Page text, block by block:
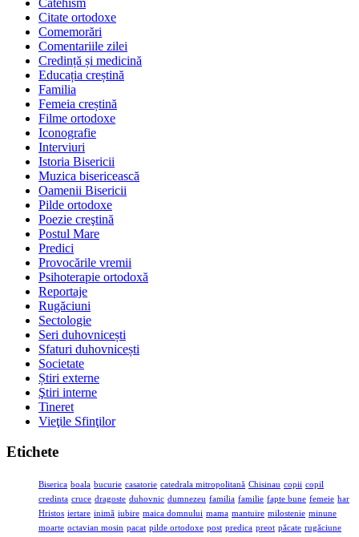
Citate ortodoxe
Comemorări
Comentariile zilei
Credință și medicină
Educația creștină
Familia
Femeia creștină
Filme ortodoxe
Iconografie
Interviuri
Istoria Bisericii
Muzica bisericească
Oamenii Bisericii
Pilde ortodoxe
Poezie creştină
Postul Mare
Predici
Provocările vremii
Psihoterapie ortodoxă
Reportaje
Rugăciuni
Sectologie
Seri duhovnicești
Sfaturi duhovnicești
Societate
Știri externe
Ştiri interne
Tineret
Vieţile Sfinţilor
Etichete
Biserica boala bucurie casatorie catedrala mitropolitană Chisinau copii copil
credinta cruce dragoste duhovnic dumnezeu familia familie fapte bune femeie har
Hristos iertare inimă iubire maica domnului mama mantuire milostenie minune
moarte octavian mosin pacat pilde ortodoxe post predica preot păcate rugăciune